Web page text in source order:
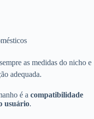
as medidas do nicho e
adequada.
é a compatibilidade
usuário.